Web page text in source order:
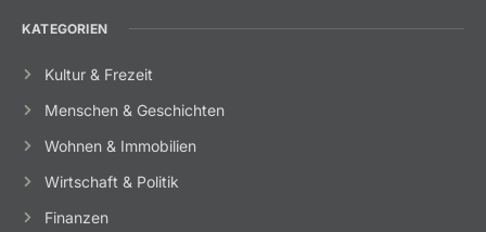
KATEGORIEN
Kultur & Frezeit
Menschen & Geschichten
Wohnen & Immobilien
Wirtschaft & Politik
Finanzen